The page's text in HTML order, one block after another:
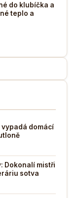
do klubíčka a
teplo a
domácí
Dokonalí mistři
sotva